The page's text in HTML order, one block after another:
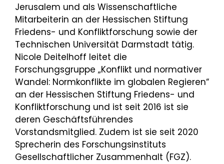
Jerusalem und als Wissenschaftliche
Mitarbeiterin an der Hessischen Stiftung
Friedens- und Konfliktforschung sowie der
Technischen Universität Darmstadt tätig.
Nicole Deitelhoff leitet die
Forschungsgruppe „Konflikt und normativer
Wandel: Normkonflikte im globalen Regieren“
an der Hessischen Stiftung Friedens- und
Konfliktforschung und ist seit 2016 ist sie
deren Geschäftsführendes
Vorstandsmitglied. Zudem ist sie seit 2020
Sprecherin des Forschungsinstituts
Gesellschaftlicher Zusammenhalt (FGZ).